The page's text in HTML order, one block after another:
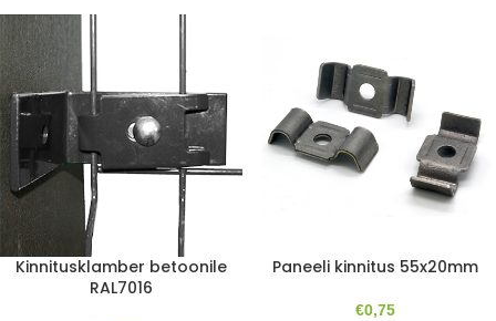
Kinnitusklamber betoonile
RAL7016
Paneeli kinnitus 55x20mm
€0,75